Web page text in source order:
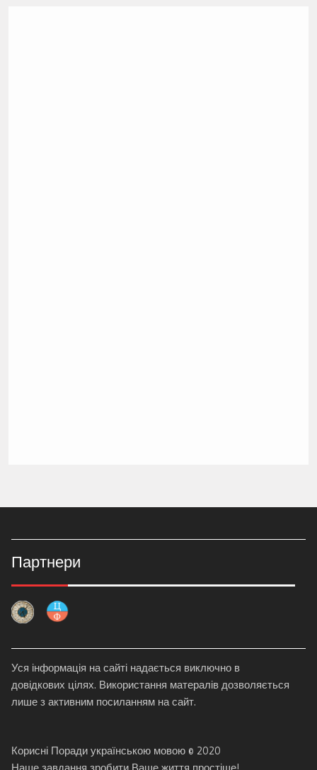
Партнери
Уся інформація на сайті надається виключно в
довідкових цілях. Використання матералів дозволяється
лише з активним посиланням на сайт.
Корисні Поради українською мовою © 2020